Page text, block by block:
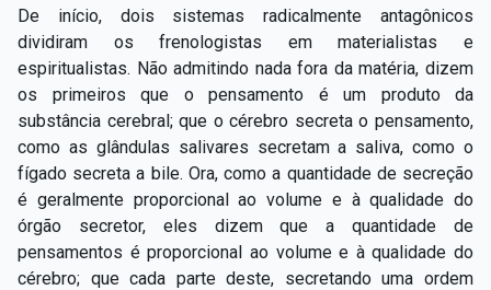
De início, dois sistemas radicalmente antagônicos
dividiram os frenologistas em materialistas e
espiritualistas. Não admitindo nada fora da matéria, dizem
os primeiros que o pensamento é um produto da
substância cerebral; que o cérebro secreta o pensamento,
como as glândulas salivares secretam a saliva, como o
fígado secreta a bile. Ora, como a quantidade de secreção
é geralmente proporcional ao volume e à qualidade do
órgão secretor, eles dizem que a quantidade de
pensamentos é proporcional ao volume e à qualidade do
cérebro; que cada parte deste, secretando uma ordem